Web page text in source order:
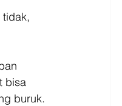
tidak,
bisa
buruk.